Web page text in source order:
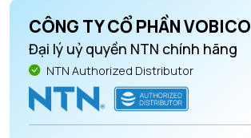
CÔNG TY CỔ PHẦN VOBICO
Đại lý uỷ quyền NTN chính hãng
NTN Authorized Distributor